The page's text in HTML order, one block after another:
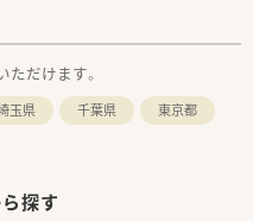
だけます。
玉県 千葉県
東京都
探す